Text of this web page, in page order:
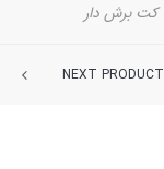
کت برش دار
NEXT PRODUCT